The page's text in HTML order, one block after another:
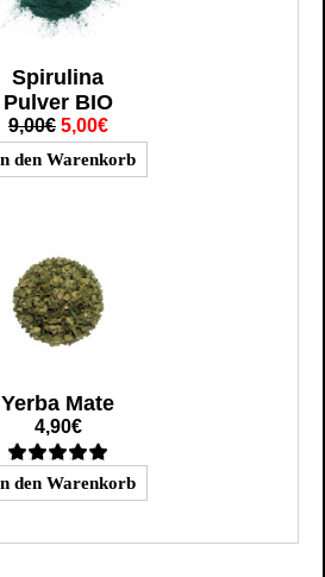
Spirulina
Pulver BIO
9,00€ 5,00€
Yerba Mate
4,90€